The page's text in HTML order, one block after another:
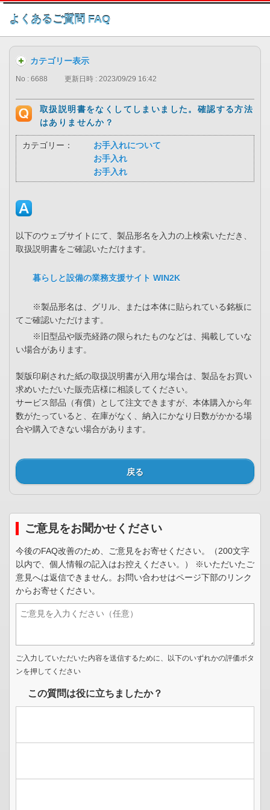
このページの本文へ
よくあるご質問 FAQ
カテゴリー表示
No : 6688 更新日時 : 2023/09/29 16:42
取扱説明書をなくしてしまいました。確認する方法
はありませんか？
カテゴリー：
お手入れについて
お手入れ
お手入れ
以下のウェブサイトにて、製品形名を入力の上検索いただき、
取扱説明書をご確認いただけます。
暮らしと設備の業務支援サイト WIN2K
※製品形名は、グリル、または本体に貼られている銘板に
てご確認いただけます。
※旧型品や販売経路の限られたものなどは、掲載していな
い場合があります。
製版印刷された紙の取扱説明書が入用な場合は、製品をお買い
求めいただいた販売店様に相談してください。
サービス部品（有償）として注文できますが、本体購入から年
数がたっていると、在庫がなく、納入にかなり日数がかかる場
合や購入できない場合があります。
戻る
ご意見をお聞かせください
今後のFAQ改善のため、ご意見をお寄せください。（200文字
以内で、個人情報の記入はお控えください。） ※いただいたご
意見へは返信できません。お問い合わせはページ下部のリンク
からお寄せください。
ご入力していただいた内容を送信するために、以下のいずれかの評価ボタ
ンを押してください
この質問は役に立ちましたか？